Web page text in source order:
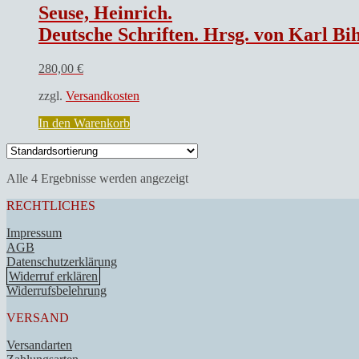
Seuse, Heinrich.
Deutsche Schriften. Hrsg. von Karl
280,00 €
zzgl. Versandkosten
In den Warenkorb
Alle 4 Ergebnisse werden angezeigt
RECHTLICHES
Impressum
AGB
Datenschutzerklärung
Widerruf erklären
Widerrufsbelehrung
VERSAND
Versandarten